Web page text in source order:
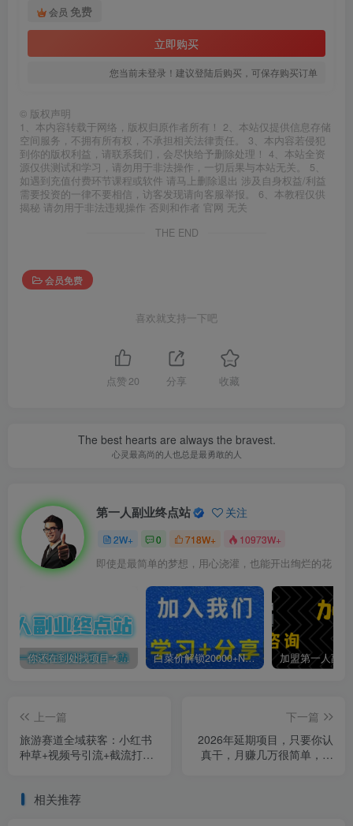
会员 免费
立即购买
您当前未登录！建议登陆后购买，可保存购买订单
© 版权声明
1、本内容转载于网络，版权归原作者所有！ 2、本站仅提供信息存储
空间服务，不拥有所有权，不承担相关法律责任。 3、本内容若侵犯
到你的版权利益，请联系我们，会尽快给予删除处理！ 4、本站全资
源仅供测试和学习，请勿用于非法操作，一切后果与本站无关。 5、
如遇到充值付费环节课程或软件 请马上删除退出 涉及自身权益/利益
需要投资的一律不要相信，访客发现请向客服举报。 6、本教程仅供
揭秘 请勿用于非法违规操作 否则和作者 官网 无关
THE END
会员免费
喜欢就支持一下吧
点赞 20 分享 收藏
The best hearts are always the bravest.
心灵最高尚的人也总是最勇敢的人
第一人副业终点站 关注
2W+ 0 718W+ 10973W+
即使是最简单的梦想，用心浇灌，也能开出绚烂的花
你还在到处找项目？还在当韭菜？我靠卖项目一个月收入5万+，曾经我也是个失败者。 白菜价解锁20000+N个赚钱机会，加入第一人副业终点站会员，全站资源免费学习。
上一篇
旅游赛道全域获客：小红书
种草+视频号引流+截流打
下一篇
2026年延期项目，只要你认
真干，月赚几万很简单，上
相关推荐